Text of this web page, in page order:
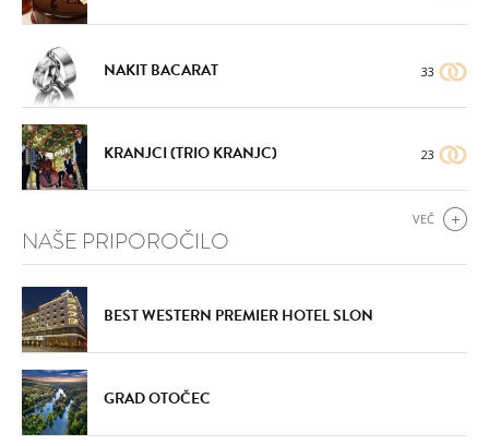
NAKIT BACARAT 33
KRANJCI (TRIO KRANJC) 23
VEČ
NAŠE PRIPOROČILO
BEST WESTERN PREMIER HOTEL SLON
GRAD OTOČEC